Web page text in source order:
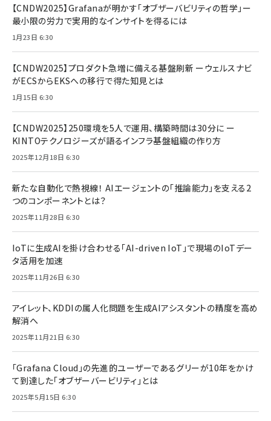
【CNDW2025】Grafanaが明かす「オブザーバビリティの哲学」ー
最小限の労力で実用的なインサイトを得るには
1月23日 6:30
【CNDW2025】プロダクト急増に備える基盤刷新 ーウェルスナビ
がECSからEKSへの移行で得た知見とは
1月15日 6:30
【CNDW2025】250環境を5人で運用、構築時間は30分に ー
KINTOテクノロジーズが語るインフラ基盤組織の作り方
2025年12月18日 6:30
新たな自動化で熱視線！ AIエージェントの「推論能力」を支える2
つのコンポーネントとは？
2025年11月28日 6:30
IoTに生成AIを掛け合わせる「AI-driven IoT」で現場のIoTデー
タ活用を加速
2025年11月26日 6:30
アイレット、KDDIの属人化問題を生成AIアシスタントの精度を高め
解消へ
2025年11月21日 6:30
「Grafana Cloud」の先進的ユーザーであるグリーが10年をかけ
て到達した「オブザーバービリティ」とは
2025年5月15日 6:30